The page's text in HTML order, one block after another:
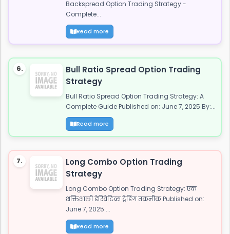
Backspread Option Trading Strategy -
Complete...
Read more
6.
Bull Ratio Spread Option Trading
Strategy
Bull Ratio Spread Option Trading Strategy: A
Complete Guide Published on: June 7, 2025 By:...
Read more
7.
Long Combo Option Trading
Strategy
Long Combo Option Trading Strategy: एक
शक्तिशाली डेरिवेटिव्स ट्रेडिंग तकनीक Published on:
June 7, 2025 ...
Read more